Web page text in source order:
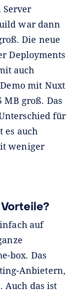
Server
war dann
Die neue
Deployments
auch
mit Nuxt
MB groß. Das
für
es auch
weniger
auf
box. Das
Anbietern,
Auch das ist